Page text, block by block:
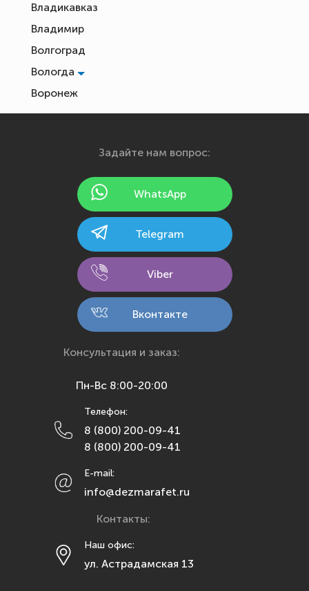
Владикавказ
Владимир
Волгоград
Вологда
Воронеж
Екатеринбург
Йошкар-Ола
Калининград
Кемерово
Кострома
Краснодар
Красноярск
Махачкала
Москва
Набережные Челны
Нижний Новгород
Новосибирск
Омск
Задайте нам вопрос:
WhatsApp
Telegram
Viber
Вконтакте
Консультация и заказ:
Пн-Вс 8:00-20:00
Телефон:
8 (800) 200-09-41
8 (800) 200-09-41
E-mail:
info@dezmarafet.ru
Контакты:
Наш офис:
ул. Астрадамская 13